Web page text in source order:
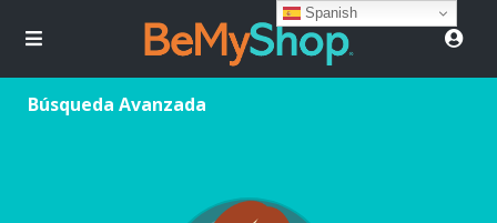
Búsqueda Avanzada
Spanish